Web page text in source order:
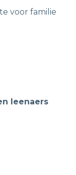
voor familie
leenaers